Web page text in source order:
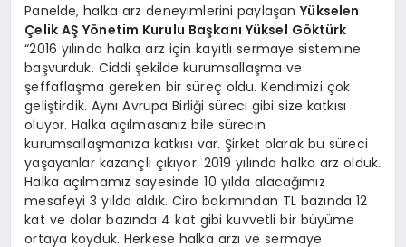
Panelde, halka arz deneyimlerini paylaşanYükselen
Çelik AŞ Yönetim Kurulu Başkanı Yüksel Göktürk
“2016 yılında halka arz için kayıtlı sermaye sistemine
başvurduk. Ciddi şekilde kurumsallaşma ve
şeffaflaşma gereken bir süreç oldu. Kendimizi çok
geliştirdik. Aynı Avrupa Birliği süreci gibi size katkısı
oluyor. Halka açılmasanız bile sürecin
kurumsallaşmanıza katkısı var. Şirket olarak bu süreci
yaşayanlar kazançlı çıkıyor. 2019 yılında halka arz olduk.
Halka açılmamız sayesinde 10 yılda alacağımız
mesafeyi 3 yılda aldık. Ciro bakımından TL bazında 12
kat ve dolar bazında 4 kat gibi kuvvetli bir büyüme
ortaya koyduk. Herkese halka arzı ve sermaye